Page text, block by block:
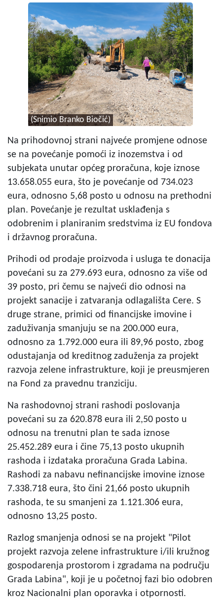
(Snimio Branko Biočić)
Na prihodovnoj strani najveće promjene odnose
se na povećanje pomoći iz inozemstva i od
subjekata unutar općeg proračuna, koje iznose
13.658.055 eura, što je povećanje od 734.023
eura, odnosno 5,68 posto u odnosu na prethodni
plan. Povećanje je rezultat usklađenja s
odobrenim i planiranim sredstvima iz EU fondova
i državnog proračuna.
Prihodi od prodaje proizvoda i usluga te donacija
povećani su za 279.693 eura, odnosno za više od
39 posto, pri čemu se najveći dio odnosi na
projekt sanacije i zatvaranja odlagališta Cere. S
druge strane, primici od financijske imovine i
zaduživanja smanjuju se na 200.000 eura,
odnosno za 1.792.000 eura ili 89,96 posto, zbog
odustajanja od kreditnog zaduženja za projekt
razvoja zelene infrastrukture, koji je preusmjeren
na Fond za pravednu tranziciju.
Na rashodovnoj strani rashodi poslovanja
povećani su za 620.878 eura ili 2,50 posto u
odnosu na trenutni plan te sada iznose
25.452.289 eura i čine 75,13 posto ukupnih
rashoda i izdataka proračuna Grada Labina.
Rashodi za nabavu nefinancijske imovine iznose
7.338.718 eura, što čini 21,66 posto ukupnih
rashoda, te su smanjeni za 1.121.306 eura,
odnosno 13,25 posto.
Razlog smanjenja odnosi se na projekt "Pilot
projekt razvoja zelene infrastrukture i/ili kružnog
gospodarenja prostorom i zgradama na području
Grada Labina", koji je u početnoj fazi bio odobren
kroz Nacionalni plan oporavka i otpornosti.